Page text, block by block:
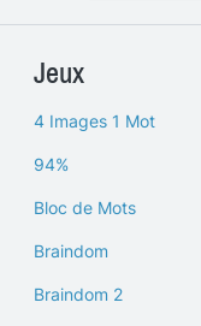
Jeux
4 Images 1 Mot
94%
Bloc de Mots
Braindom
Braindom 2